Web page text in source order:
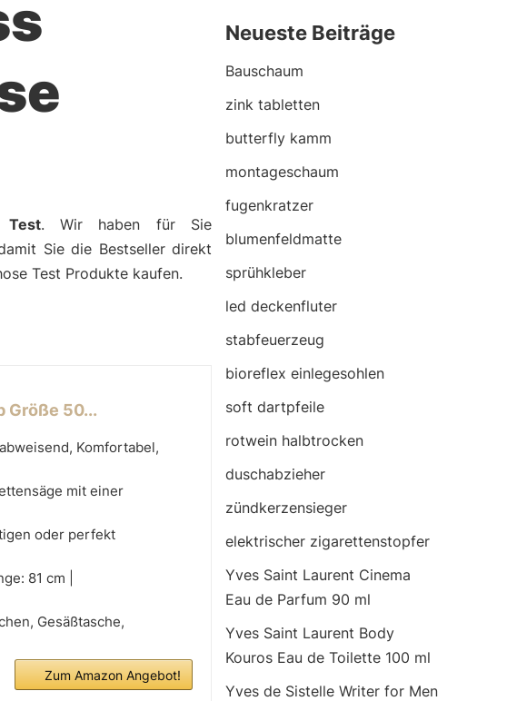
Test. Wir haben für Sie
Sie die Bestseller direkt
Test Produkte kaufen.
Größe 50...
Komfortabel,
mit einer
oder perfekt
81 cm |
Gesäßtasche,
Zum Amazon Angebot!
Neueste Beiträge
Bauschaum
zink tabletten
butterfly kamm
montageschaum
fugenkratzer
blumenfeldmatte
sprühkleber
led deckenfluter
stabfeuerzeug
bioreflex einlegesohlen
soft dartpfeile
rotwein halbtrocken
duschabzieher
zündkerzensieger
elektrischer zigarettenstopfer
Yves Saint Laurent Cinema
Eau de Parfum 90 ml
Yves Saint Laurent Body
Kouros Eau de Toilette 100 ml
Yves de Sistelle Writer for Men